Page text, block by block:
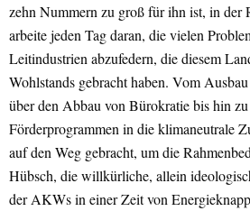
zehn Nummern zu groß für ihn ist, in der
arbeite jeden Tag daran, die vielen
Leitindustrien abzufedern, die diesem
Wohlstands gebracht haben. Vom
über den Abbau von Bürokratie bis hin
Förderprogrammen in die klimaneutrale
auf den Weg gebracht, um die
Hübsch, die willkürliche, allein
der AKWs in einer Zeit von